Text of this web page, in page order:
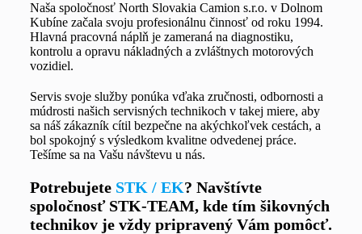
Naša spoločnosť North Slovakia Camion s.r.o. v Dolnom
Kubíne začala svoju profesionálnu činnosť od roku 1994.
Hlavná pracovná náplň je zameraná na diagnostiku,
kontrolu a opravu nákladných a zvláštnych motorových
vozidiel.
Servis svoje služby ponúka vďaka zručnosti, odbornosti a
múdrosti našich servisných technikoch v takej miere, aby
sa náš zákazník cítil bezpečne na akýchkoľvek cestách, a
bol spokojný s výsledkom kvalitne odvedenej práce.
Tešíme sa na Vašu návštevu u nás.
Potrebujete STK / EK? Navštívte
spoločnosť STK-TEAM, kde tím šikovných
technikov je vždy pripravený Vám pomôcť.